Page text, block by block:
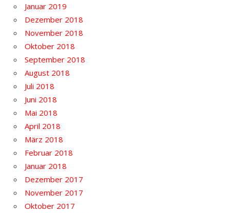
Januar 2019
Dezember 2018
November 2018
Oktober 2018
September 2018
August 2018
Juli 2018
Juni 2018
Mai 2018
April 2018
März 2018
Februar 2018
Januar 2018
Dezember 2017
November 2017
Oktober 2017